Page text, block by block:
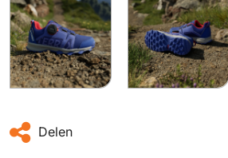
Delen